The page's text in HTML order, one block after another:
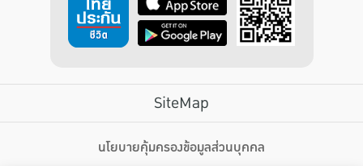
SiteMap
นโยบายคุ้มครองข้อมูลส่วนบุคคล